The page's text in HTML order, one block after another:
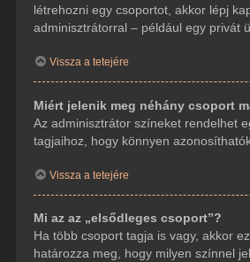
létrehozni egy csoportot, akkor lépj
adminisztrátorral – például egy privát
Vissza a tetejére
Miért jelenik meg néhány csoport
Az adminisztrátor színeket rendelhet
tagjaihoz, hogy könnyen
Vissza a tetejére
Mi az az „elsődleges csoport”?
Ha több csoport tagja is vagy, akkor
határozza meg, hogy milyen színnel